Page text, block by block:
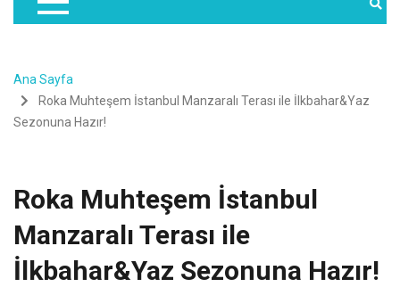
Ana Sayfa
Roka Muhteşem İstanbul Manzaralı Terası ile İlkbahar&Yaz
Sezonuna Hazır!
Roka Muhteşem İstanbul
Manzaralı Terası ile
İlkbahar&Yaz Sezonuna Hazır!